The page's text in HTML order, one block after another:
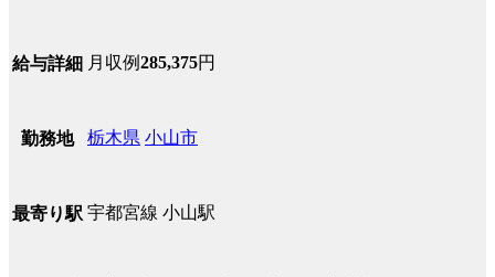
給与詳細 月収例285,375円
勤務地 栃木県 小山市
最寄り駅 宇都宮線 小山駅